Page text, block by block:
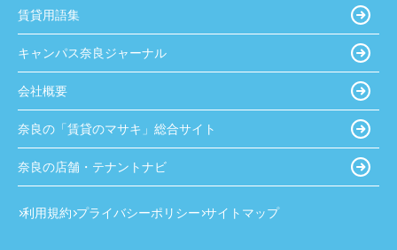
賃貸用語集
キャンパス奈良ジャーナル
会社概要
奈良の「賃貸のマサキ」総合サイト
奈良の店舗・テナントナビ
利用規約 プライバシーポリシー サイトマップ